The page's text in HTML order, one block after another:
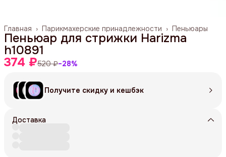
Пеньюары
Парикмахерские принадлежности ›
Главная ›
Пеньюар для стрижки Harizma
h10891
374 ₽520 ₽−28%
Получите скидку и кешбэк
Доставка